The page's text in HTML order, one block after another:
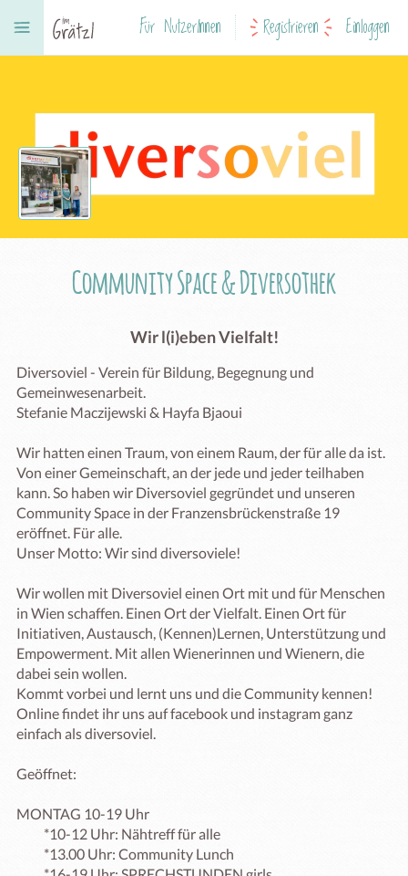
Für NutzerInnen Registrieren Einloggen
Community Space & Diversothek
Wir l(i)eben Vielfalt!
Diversoviel - Verein für Bildung, Begegnung und
Gemeinwesenarbeit.
Stefanie Maczijewski & Hayfa Bjaoui
Wir hatten einen Traum, von einem Raum, der für alle da ist.
Von einer Gemeinschaft, an der jede und jeder teilhaben
kann. So haben wir Diversoviel gegründet und unseren
Community Space in der Franzensbrückenstraße 19
eröffnet. Für alle.
Unser Motto: Wir sind diversoviele!
Wir wollen mit Diversoviel einen Ort mit und für Menschen
in Wien schaffen. Einen Ort der Vielfalt. Einen Ort für
Initiativen, Austausch, (Kennen)Lernen, Unterstützung und
Empowerment. Mit allen Wienerinnen und Wienern, die
dabei sein wollen.
Kommt vorbei und lernt uns und die Community kennen!
Online findet ihr uns auf facebook und instagram ganz
einfach als diversoviel.
Geöffnet:
MONTAG 10-19 Uhr